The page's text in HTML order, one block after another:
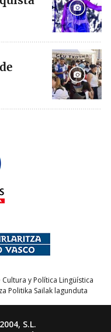
y Política Lingüística
Politika Sailak lagunduta
S.L.